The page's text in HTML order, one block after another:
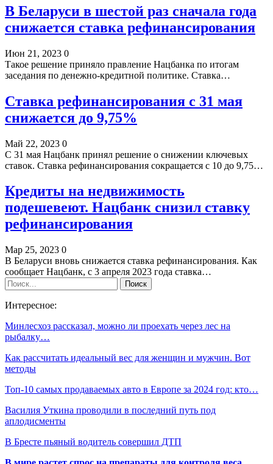
В Беларуси в шестой раз сначала года
снижается ставка рефинансирования
Июн 21, 2023 0
Такое решение приняло правление Нацбанка по итогам
заседания по денежно-кредитной политике. Ставка…
Ставка рефинансирования с 31 мая
снижается до 9,75%
Май 22, 2023 0
С 31 мая Нацбанк принял решение о снижении ключевых
ставок. Ставка рефинансирования сокращается с 10 до 9,75…
Кредиты на недвижимость
подешевеют. Нацбанк снизил ставку
рефинансирования
Мар 25, 2023 0
В Беларуси вновь снижается ставка рефинансирования. Как
сообщает Нацбанк, с 3 апреля 2023 года ставка…
Интересное:
Минлесхоз рассказал, можно ли проехать через лес на
рыбалку…
Как рассчитать идеальный вес для женщин и мужчин. Вот
методы
Топ-10 самых продаваемых авто в Европе за 2024 год: кто…
Василия Уткина проводили в последний путь под
аплодисменты
В Бресте пьяный водитель совершил ДТП